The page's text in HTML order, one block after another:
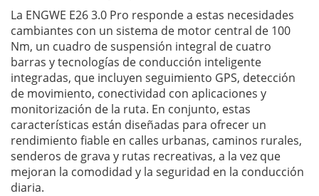
La ENGWE E26 3.0 Pro responde a estas necesidades
cambiantes con un sistema de motor central de 100
Nm, un cuadro de suspensión integral de cuatro
barras y tecnologías de conducción inteligente
integradas, que incluyen seguimiento GPS, detección
de movimiento, conectividad con aplicaciones y
monitorización de la ruta. En conjunto, estas
características están diseñadas para ofrecer un
rendimiento fiable en calles urbanas, caminos rurales,
senderos de grava y rutas recreativas, a la vez que
mejoran la comodidad y la seguridad en la conducción
diaria.